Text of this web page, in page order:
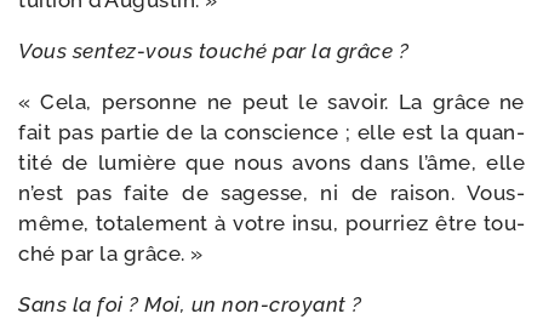
Vous sentez-​vous tou­ché par la grâce ?
« Cela, per­sonne ne peut le savoir. La grâce ne
fait pas par­tie de la conscience ; elle est la quan­
ti­té de lumière que nous avons dans l’âme, elle
n’est pas faite de sagesse, ni de rai­son. Vous-​
même, tota­le­ment à votre insu, pour­riez être tou­
ché par la grâce. »
Sans la foi ? Moi, un non-croyant ?